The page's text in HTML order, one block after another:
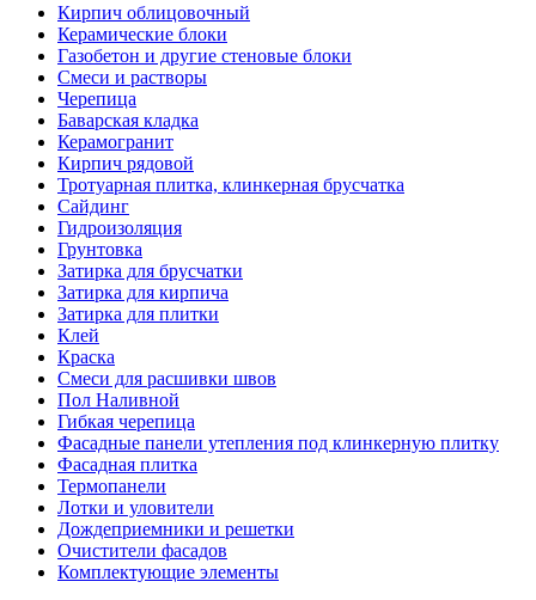
Кирпич облицовочный
Керамические блоки
Газобетон и другие стеновые блоки
Смеси и растворы
Черепица
Баварская кладка
Керамогранит
Кирпич рядовой
Тротуарная плитка, клинкерная брусчатка
Сайдинг
Гидроизоляция
Грунтовка
Затирка для брусчатки
Затирка для кирпича
Затирка для плитки
Клей
Краска
Смеси для расшивки швов
Пол Наливной
Гибкая черепица
Фасадные панели утепления под клинкерную плитку
Фасадная плитка
Термопанели
Лотки и уловители
Дождеприемники и решетки
Очистители фасадов
Комплектующие элементы